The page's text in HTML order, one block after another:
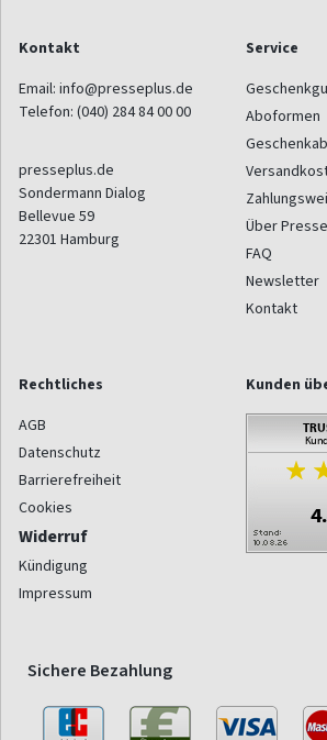
Kontakt
Email: info@presseplus.de
Telefon: (040) 284 84 00 00
presseplus.de
Sondermann Dialog
Bellevue 59
22301 Hamburg
Service
Aboformen
Über
FAQ
Newsletter
Kontakt
Rechtliches
AGB
Datenschutz
Barrierefreiheit
Cookies
Widerruf
Kündigung
Impressum
Kunden
Sichere Bezahlung